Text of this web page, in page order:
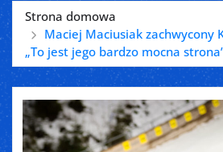
Strona domowa
Maciej Maciusiak zachwycony
„To jest jego bardzo mocna